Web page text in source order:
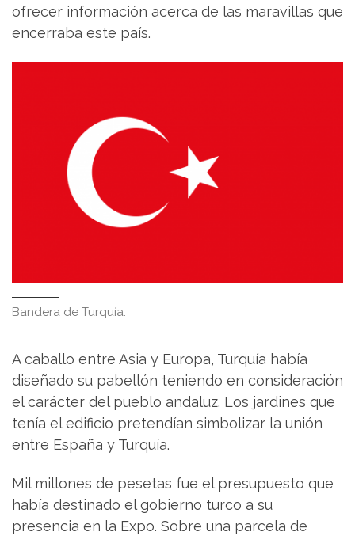
ofrecer información acerca de las maravillas que
encerraba este país.
Bandera de Turquía.
A caballo entre Asia y Europa, Turquía había
diseñado su pabellón teniendo en consideración
el carácter del pueblo andaluz. Los jardines que
tenía el edificio pretendían simbolizar la unión
entre España y Turquía.
Mil millones de pesetas fue el presupuesto que
había destinado el gobierno turco a su
presencia en la Expo. Sobre una parcela de